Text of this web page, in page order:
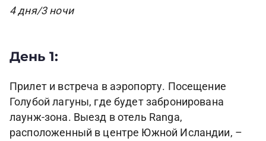
​4 дня/3 ночи
День 1:
Прилет и встреча в аэропорту. Посещение
Голубой лагуны, где будет забронирована
лаунж-зона. Выезд в отель Ranga,
расположенный в центре Южной Исландии, –